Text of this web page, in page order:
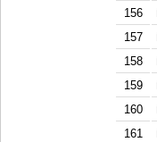
156
157
158
159
160
161